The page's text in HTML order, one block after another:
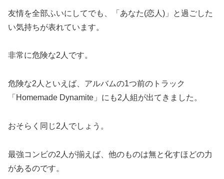
友情を全部ふいにしてでも、「あなた(恋人)」と過ごした
い気持ちが表れています。
非常に危険な2人です。
危険な2人といえば、アルバムの1つ前のトラック
「Homemade Dynamite」にも2人組が出てきました。
おそらく同じ2人でしょう。
最強コンビの2人が揃えば、他のものは無と化すほどの力
があるのです。